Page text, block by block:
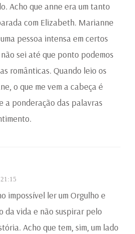
Acho que anne era um tanto
com Elizabeth. Marianne
pessoa intensa em certos
sei até que ponto podemos
românticas. Quando leio os
o que me vem a cabeça é
a ponderação das palavras
impossível ler um Orgulho e
da vida e não suspirar pelo
Acho que tem, sim, um lado